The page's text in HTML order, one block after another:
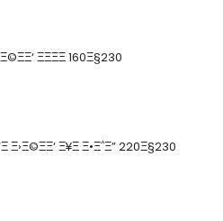
ΞΞΞΞ 160Ξ§230
Ξ›Ξ©ΞΞ‘ Ξ¥Ξ Ξ•Ξ΅Ξ” 220Ξ§230